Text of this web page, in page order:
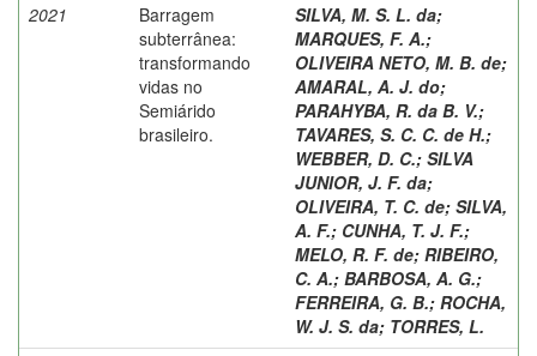
2021
Barragem
subterrânea:
transformando
vidas no
Semiárido
brasileiro.
SILVA, M. S. L. da;
MARQUES, F. A.;
OLIVEIRA NETO, M. B. de;
AMARAL, A. J. do;
PARAHYBA, R. da B. V.;
TAVARES, S. C. C. de H.;
WEBBER, D. C.; SILVA
JUNIOR, J. F. da;
OLIVEIRA, T. C. de; SILVA,
A. F.; CUNHA, T. J. F.;
MELO, R. F. de; RIBEIRO,
C. A.; BARBOSA, A. G.;
FERREIRA, G. B.; ROCHA,
W. J. S. da; TORRES, L.